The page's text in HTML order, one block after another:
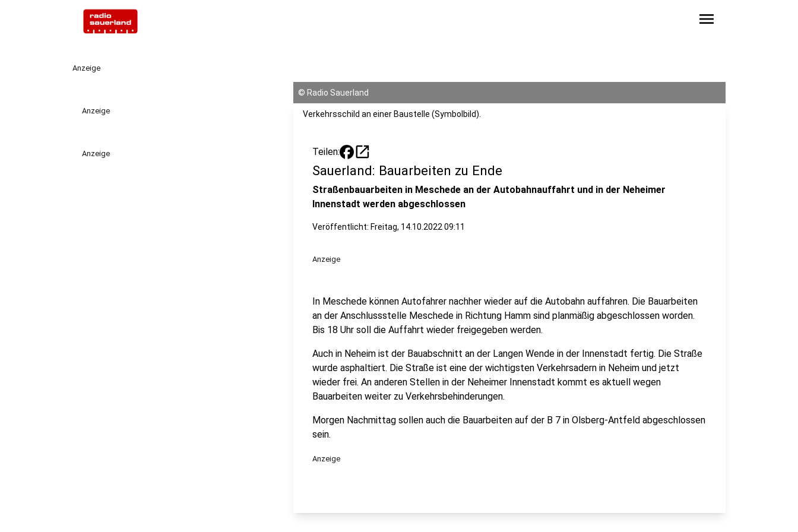
menu
Anzeige
Anzeige
Anzeige
© Radio Sauerland
Verkehrsschild an einer Baustelle (Symbolbild).
Teilen: open_in_new
Sauerland: Bauarbeiten zu Ende
Straßenbauarbeiten in Meschede an der Autobahnauffahrt und in der Neheimer
Innenstadt werden abgeschlossen
Veröffentlicht: Freitag, 14.10.2022 09:11
Anzeige
In Meschede können Autofahrer nachher wieder auf die Autobahn auffahren. Die Bauarbeiten
an der Anschlussstelle Meschede in Richtung Hamm sind planmäßig abgeschlossen worden.
Bis 18 Uhr soll die Auffahrt wieder freigegeben werden.
Auch in Neheim ist der Bauabschnitt an der Langen Wende in der Innenstadt fertig. Die Straße
wurde asphaltiert. Die Straße ist eine der wichtigsten Verkehrsadern in Neheim und jetzt
wieder frei. An anderen Stellen in der Neheimer Innenstadt kommt es aktuell wegen
Bauarbeiten weiter zu Verkehrsbehinderungen.
Morgen Nachmittag sollen auch die Bauarbeiten auf der B 7 in Olsberg-Antfeld abgeschlossen
sein.
Anzeige